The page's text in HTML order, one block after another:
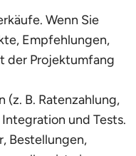
Wenn Sie
Empfehlungen,
der Projektumfang
B. Ratenzahlung,
und Tests.
Bestellungen,